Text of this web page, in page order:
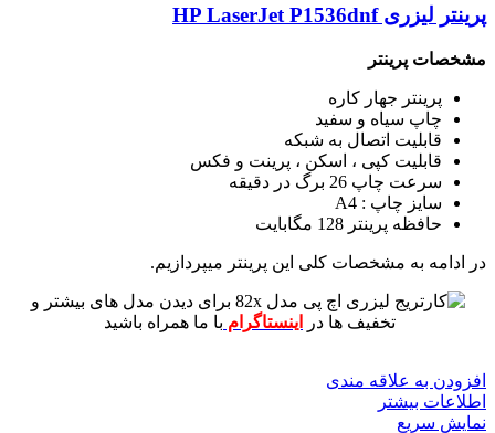
پرینتر لیزری HP LaserJet P1536dnf
مشخصات پرینتر
پرینتر جهار کاره
چاپ سیاه و سفید
قابلیت اتصال به شبکه
قابلیت کپی ، اسکن ، پرینت و فکس
سرعت چاپ 26 برگ در دقیقه
سایز چاپ : A4
حافظه پرینتر 128 مگابایت
در ادامه به مشخصات کلی این پرینتر میپردازیم.
برای دیدن مدل های بیشتر و
تخفیف ها در
اینستاگرام با ما همراه باشید
افزودن به علاقه مندی
اطلاعات بیشتر
نمایش سریع